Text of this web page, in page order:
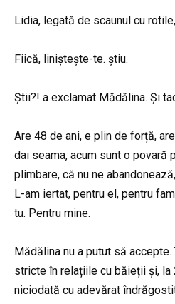
Lidia, legată de scaunul cu
Fiică, liniștește-te. știu.
Știi?! a exclamat Mădălina. Și
Are 48 de ani, e plin de forță,
dai seama, acum sunt o povară
plimbare, că nu ne
L-am iertat, pentru el, pentru
tu. Pentru mine.
Mădălina nu a putut să
stricte în relațiile cu băieții și, la
niciodată cu adevărat